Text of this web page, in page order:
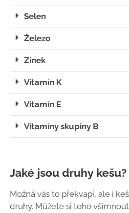
Selen
Železo
Zinek
Vitamín K
Vitamín E
Vitamíny skupiny B
Jaké jsou druhy kešu?
Možná vás to překvapí, ale i
druhy. Můžete si toho